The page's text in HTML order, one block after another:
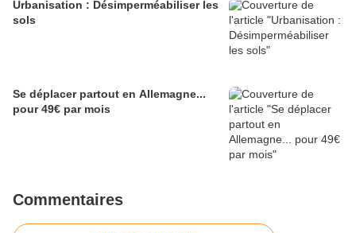
Urbanisation : Désimperméabiliser les
sols
Se déplacer partout en Allemagne...
pour 49€ par mois
Commentaires